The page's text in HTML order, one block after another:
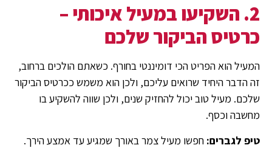
2. השקיעו במעיל איכותי –
כרטיס הביקור שלכם
המעיל הוא הפריט הכי דומיננטי בחורף. כשאתם הולכים ברחוב,
זה הדבר היחיד שרואים עליכם, ולכן הוא משמש ככרטיס הביקור
שלכם. מעיל טוב יכול להחזיק שנים, ולכן שווה להשקיע בו
מחשבה וכסף.
טיפ לגברים: חפשו מעיל צמר באורך שמגיע עד אמצע הירך.